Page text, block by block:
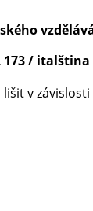
173 / italština
v